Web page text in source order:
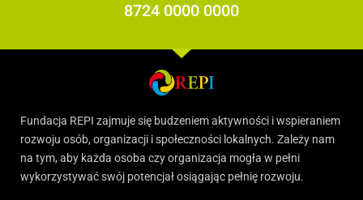
8724 0000 0000
Fundacja REPI zajmuje się budzeniem aktywności i wspieraniem
rozwoju osób, organizacji i społeczności lokalnych. Zależy nam
na tym, aby każda osoba czy organizacja mogła w pełni
wykorzystywać swój potencjał osiągając pełnię rozwoju.